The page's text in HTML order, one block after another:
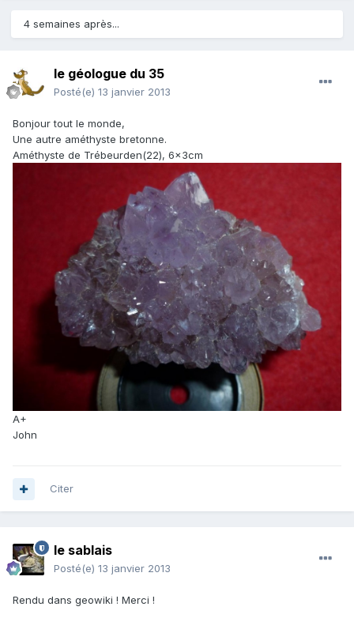
4 semaines après...
le géologue du 35
Posté(e) 13 janvier 2013
Bonjour tout le monde,
Une autre améthyste bretonne.
Améthyste de Trébeurden(22), 6x3cm
A+
John
Citer
le sablais
Posté(e) 13 janvier 2013
Rendu dans geowiki ! Merci !